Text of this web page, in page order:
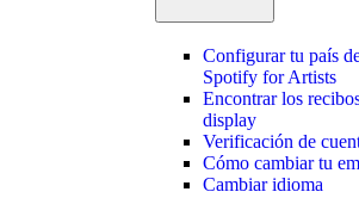
Configurar tu país
Spotify for Artists
Encontrar los
display
Verificación de
Cómo cambiar tu
Cambiar idioma